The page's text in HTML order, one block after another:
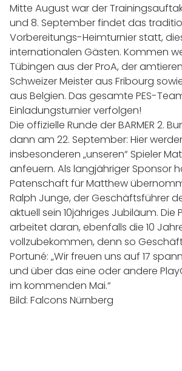
Mitte August war der
und 8. September findet das
Vorbereitungs-Heimturnier statt,
internationalen Gästen. Kommen
Tübingen aus der ProA, der
Schweizer Meister aus Fribourg
aus Belgien. Das gesamte PES-
Einladungsturnier verfolgen!
Die offizielle Runde der BARMER 2.
dann am 22. September: Hier
insbesonderen „unseren“ Spieler
anfeuern. Als langjähriger Sponsor
Patenschaft für Matthew
Ralph Junge, der Geschäftsführer
aktuell sein 10jähriges Jubiläum. Die
arbeitet daran, ebenfalls die 10
vollzubekommen, denn so
Portuné: „Wir freuen uns auf 17
und über das eine oder andere
im kommenden Mai.“
Bild: Falcons Nürnberg